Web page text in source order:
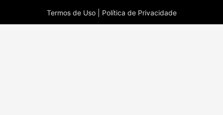
Termos de Uso | Política de Privacidade